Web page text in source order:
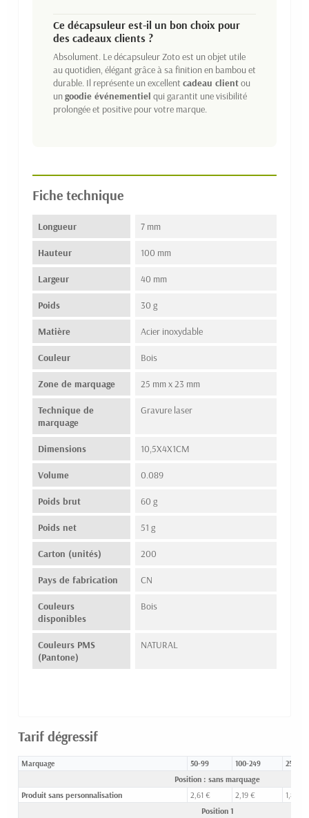
Ce décapsuleur est-il un bon choix pour
des cadeaux clients ?
Absolument. Le décapsuleur Zoto est un objet utile
au quotidien, élégant grâce à sa finition en bambou et
durable. Il représente un excellent cadeau clientou
ungoodie événementiel qui garantit une visibilité
prolongée et positive pour votre marque.
Fiche technique
Longueur 7 mm
Hauteur 100 mm
Largeur 40 mm
Poids 30 g
Matière Acier inoxydable
Couleur Bois
Zone de marquage 25 mm x 23 mm
Technique de
marquage
Gravure laser
Dimensions 10,5X4X1CM
Volume 0.089
Poids brut 60 g
Poids net 51 g
Carton (unités) 200
Pays de fabrication CN
Couleurs
disponibles
Bois
Couleurs PMS
(Pantone)
NATURAL
Tarif dégressif
Marquage 50-99 100-249 250-
Position : sans marquage
Produit sans personnalisation
2,61 € 2,19 €
1,89 €
Position 1